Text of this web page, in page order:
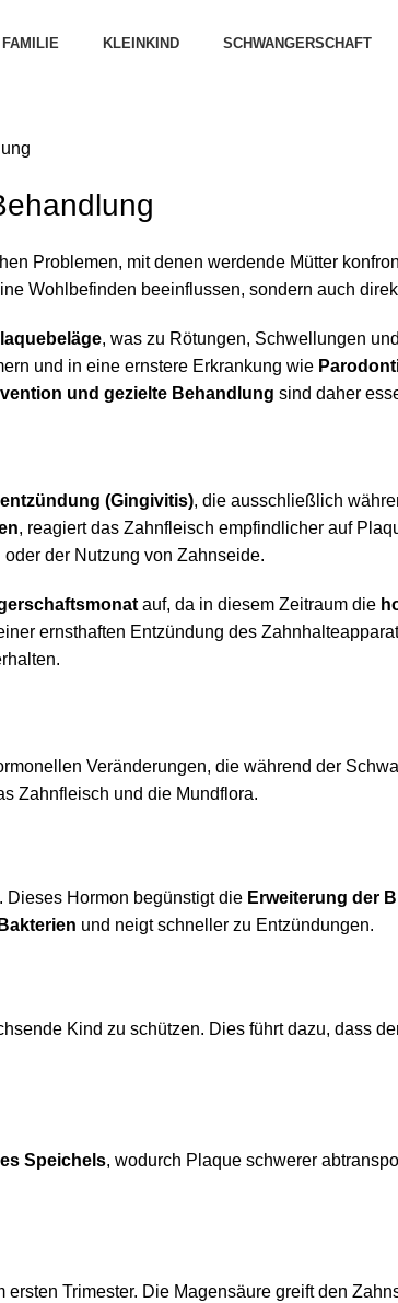
FAMILIE KLEINKIND SCHWANGERSCHAFT
Problemen, mit denen werdende Mütter
Wohlbefinden beeinflussen, sondern auch
, was zu Rötungen, Schwellungen
und in eine ernstere Erkrankung wie
und gezielte Behandlung sind daher
(Gingivitis), die ausschließlich
, reagiert das Zahnfleisch empfindlicher auf
der Nutzung von Zahnseide.
auf, da in diesem Zeitraum die
ernsthaften Entzündung des
Veränderungen, die während der
Zahnfleisch und die Mundflora.
Dieses Hormon begünstigt die Erweiterung der
Bakterien und neigt schneller zu Entzündungen.
Kind zu schützen. Dies führt dazu, dass
Speichels, wodurch Plaque schwerer
ersten Trimester. Die Magensäure greift den